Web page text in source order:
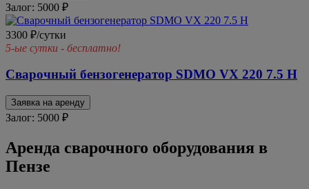
Залог: 5000 ₽
3300 ₽/сутки
5-ые сутки - бесплатно!
Сварочный бензогенератор SDMO VX 220 7.5 H
Заявка на аренду
Залог: 5000 ₽
Аренда сварочного оборудования в
Пензе